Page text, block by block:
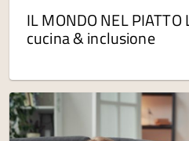
IL MONDO NEL
cucina & inclusione